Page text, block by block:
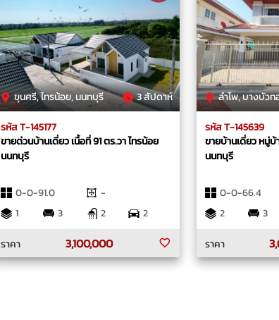
ขุนศรี, ไทรน้อย, นนทบุรี 3 สัปดาห์
รหัส T-145177
ขายด่วนบ้านเดี่ยว เนื้อที่ 91 ตร.วา ไทรน้อย
นนทบุรี
0-0-91.0
-
1
3 2
2
ราคา
3,100,000
ลำโพ, บางบัวทอ
รหัส T-145639
ขายบ้านเดี่ยว หมู่
นนทบุรี
0-0-66.4
2
3
ราคา